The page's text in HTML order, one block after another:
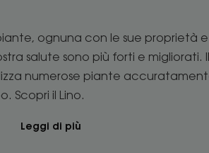
ognuna con le sue proprietà
salute sono più forti e migliorati.
numerose piante
Scopri il Lino.
Leggi di più